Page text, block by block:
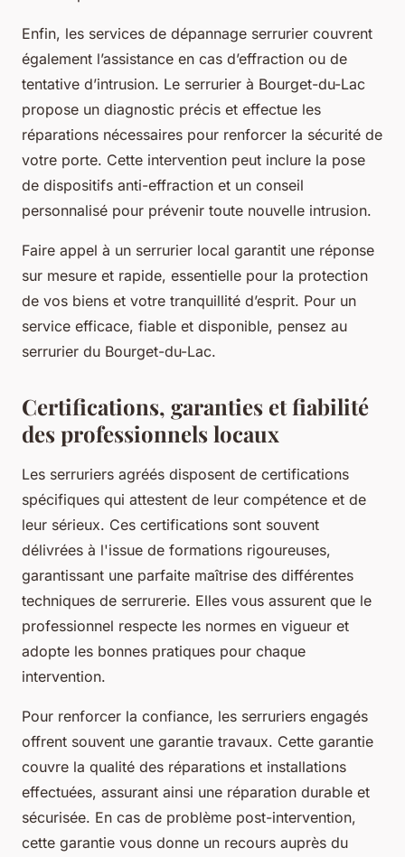
Enfin, les services de dépannage serrurier couvrent
également l’assistance en cas d’effraction ou de
tentative d’intrusion. Le serrurier à Bourget-du-Lac
propose un diagnostic précis et effectue les
réparations nécessaires pour renforcer la sécurité de
votre porte. Cette intervention peut inclure la pose
de dispositifs anti-effraction et un conseil
personnalisé pour prévenir toute nouvelle intrusion.
Faire appel à un serrurier local garantit une réponse
sur mesure et rapide, essentielle pour la protection
de vos biens et votre tranquillité d’esprit. Pour un
service efficace, fiable et disponible, pensez au
serrurier du Bourget-du-Lac.
Certifications, garanties et fiabilité
des professionnels locaux
Les serruriers agréés disposent de certifications
spécifiques qui attestent de leur compétence et de
leur sérieux. Ces certifications sont souvent
délivrées à l'issue de formations rigoureuses,
garantissant une parfaite maîtrise des différentes
techniques de serrurerie. Elles vous assurent que le
professionnel respecte les normes en vigueur et
adopte les bonnes pratiques pour chaque
intervention.
Pour renforcer la confiance, les serruriers engagés
offrent souvent une garantie travaux. Cette garantie
couvre la qualité des réparations et installations
effectuées, assurant ainsi une réparation durable et
sécurisée. En cas de problème post-intervention,
cette garantie vous donne un recours auprès du